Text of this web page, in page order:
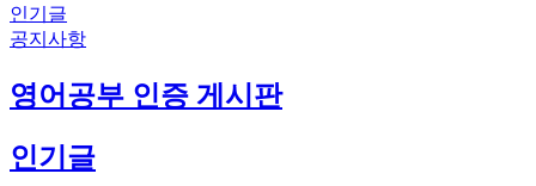
인기글
공지사항
영어공부 인증 게시판
인기글